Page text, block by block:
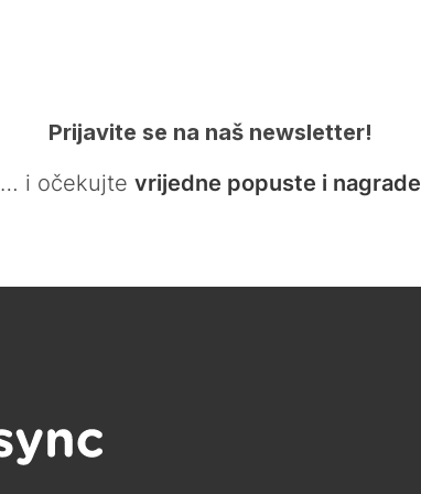
Prijavite se na naš newsletter!
… i očekujte vrijedne popuste i nagrade